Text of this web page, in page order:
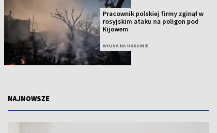
Pracownik polskiej firmy zginął w
rosyjskim ataku na poligon pod
Kijowem
WOJNA NA UKRAINIE
NAJNOWSZE